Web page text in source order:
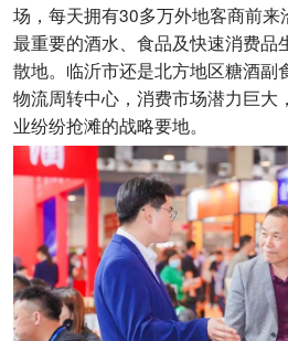
场，每天拥有30多万外地客商前
最重要的酒水、食品及快速消费品
散地。临沂市还是北方地区糖酒副
物流周转中心，消费市场潜力巨大
业纷纷抢滩的战略要地。